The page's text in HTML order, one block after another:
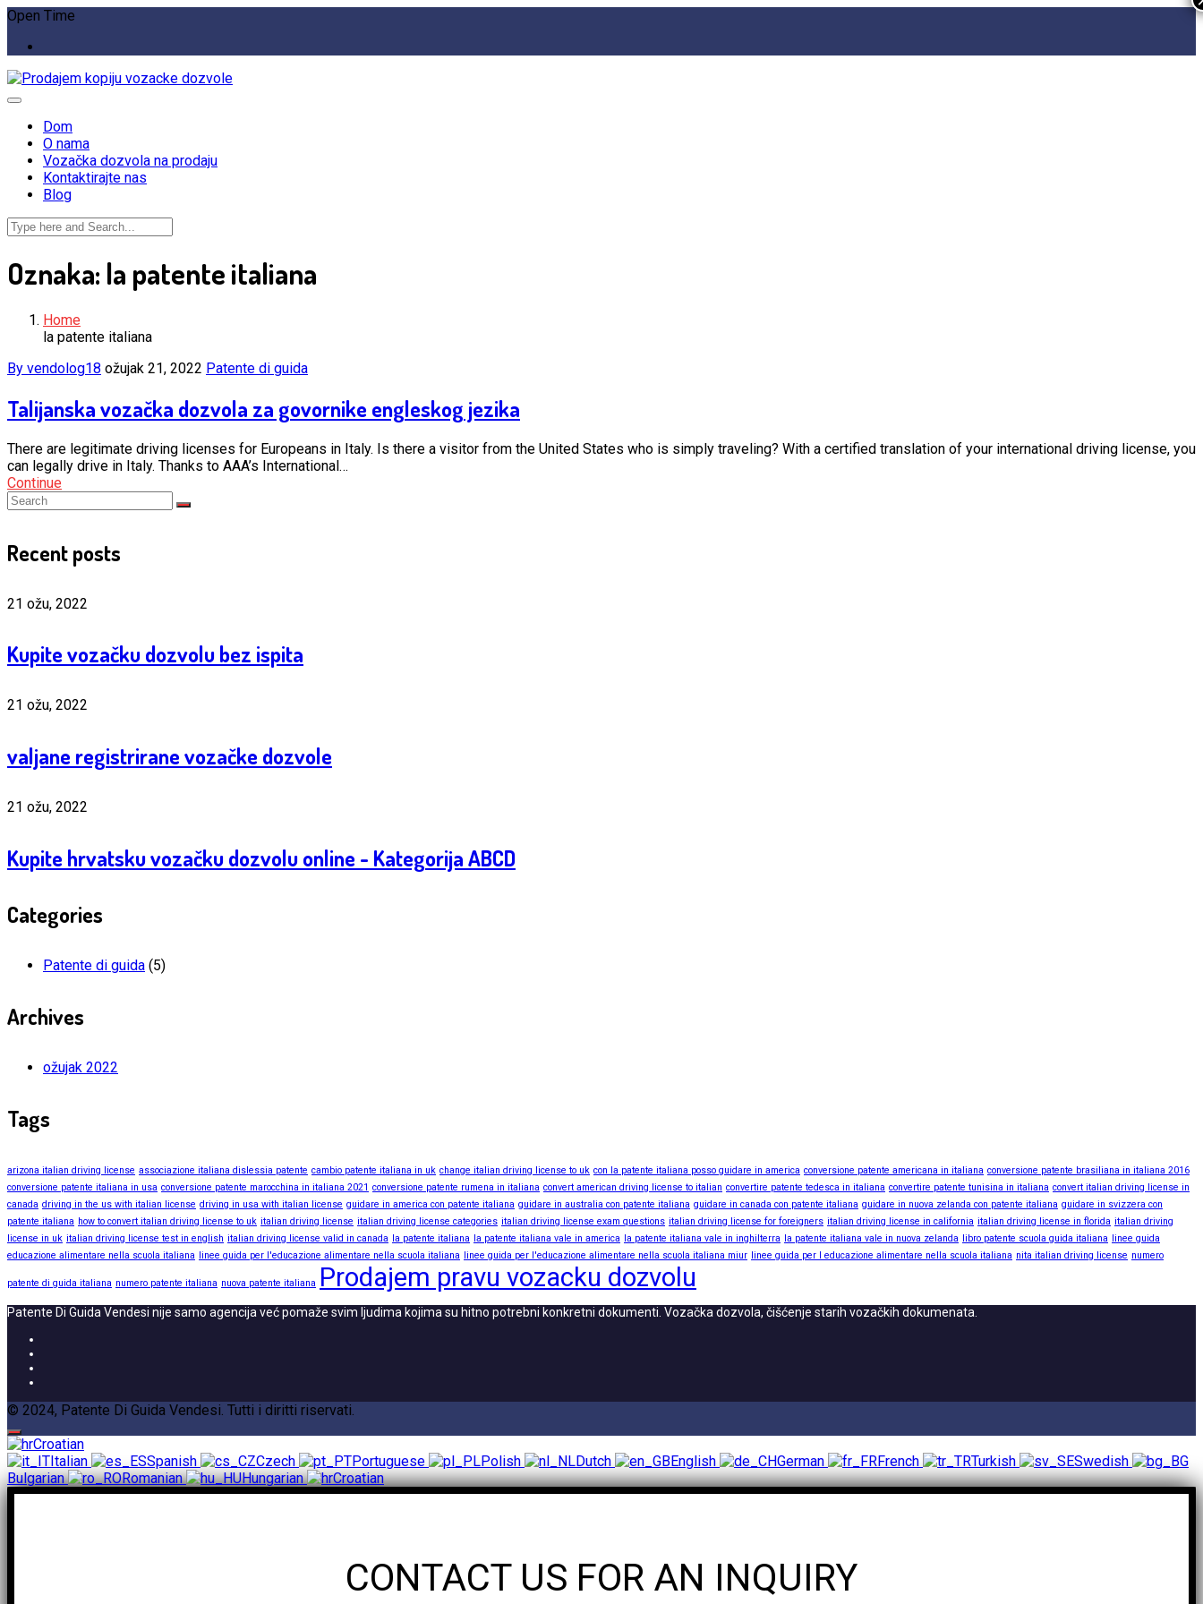
Open Time
Dom
O nama
Vozačka dozvola na prodaju
Kontaktirajte nas
Blog
Oznaka: la patente italiana
Home
la patente italiana
By vendolog18 ožujak 21, 2022 Patente di guida
Talijanska vozačka dozvola za govornike engleskog jezika
There are legitimate driving licenses for Europeans in Italy. Is there a visitor from the United States who is simply traveling? With a certified translation of your international driving license, you
can legally drive in Italy. Thanks to AAA’s International…
Continue
Recent posts
21 ožu, 2022
Kupite vozačku dozvolu bez ispita
21 ožu, 2022
valjane registrirane vozačke dozvole
21 ožu, 2022
Kupite hrvatsku vozačku dozvolu online - Kategorija ABCD
Categories
Patente di guida (5)
Archives
ožujak 2022
Tags
arizona italian driving license associazione italiana dislessia patente cambio patente italiana in uk change italian driving license to uk con la patente italiana posso guidare in america conversione patente americana in italiana conversione patente brasiliana in italiana 2016
conversione patente italiana in usa conversione patente marocchina in italiana 2021 conversione patente rumena in italiana convert american driving license to italian convertire patente tedesca in italiana convertire patente tunisina in italiana convert italian driving license in
canada driving in the us with italian license driving in usa with italian license guidare in america con patente italiana guidare in australia con patente italiana guidare in canada con patente italiana guidare in nuova zelanda con patente italiana guidare in svizzera con
patente italiana how to convert italian driving license to uk italian driving license italian driving license categories italian driving license exam questions italian driving license for foreigners italian driving license in california italian driving license in florida italian driving
license in uk italian driving license test in english italian driving license valid in canada la patente italiana la patente italiana vale in america la patente italiana vale in inghilterra la patente italiana vale in nuova zelanda libro patente scuola guida italiana
linee guida
educazione alimentare nella scuola italiana
linee guida per l'educazione alimentare nella scuola italiana linee guida per l'educazione alimentare nella scuola italiana miur linee guida per l educazione alimentare nella scuola italiana nita italian driving license numero
patente di guida italiana numero patente italiana nuova patente italiana Prodajem pravu vozacku dozvolu
Patente Di Guida Vendesi nije samo agencija već pomaže svim ljudima kojima su hitno potrebni konkretni dokumenti. Vozačka dozvola, čišćenje starih vozačkih dokumenata.
© 2024, Patente Di Guida Vendesi. Tutti i diritti riservati.
Croatian
Italian
Spanish Czech Portuguese Polish Dutch English German French Turkish
Swedish
Bulgarian
Romanian Hungarian Croatian
CONTACT US FOR AN INQUIRY